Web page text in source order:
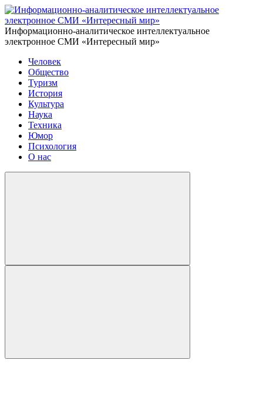
Информационно-аналитическое интеллектуальное
электронное СМИ «Интересный мир»
Человек
Общество
Туризм
История
Культура
Наука
Техника
Юмор
Психология
О нас